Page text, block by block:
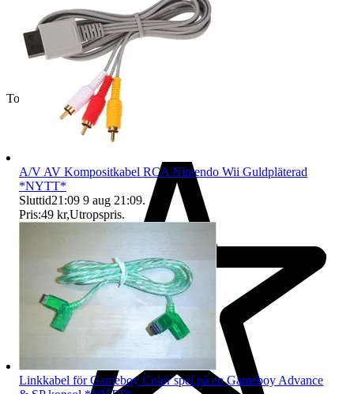
Toppsäljare
A/V AV Kompositkabel RCA Nintendo Wii Guldpläterad
*NYTT*
Sluttid21:09 9 aug 21:09.
Pris:49 kr,Utropspris.
Linkkabel för Gameboy Color spel på en Gameboy Advance